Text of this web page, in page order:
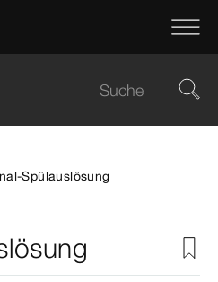
Spülauslösung